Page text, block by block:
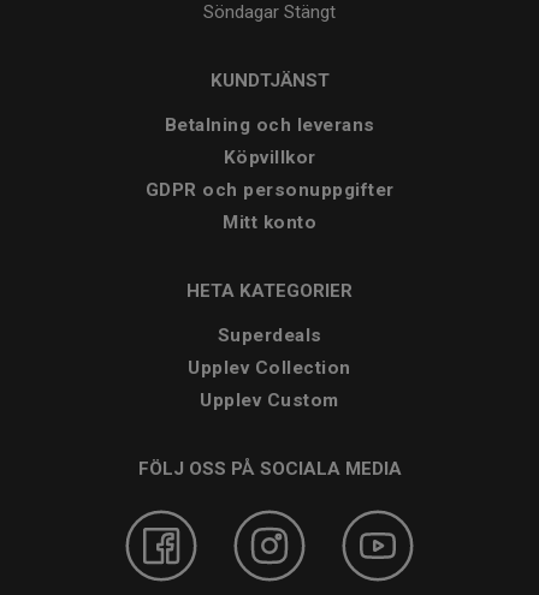
Söndagar Stängt
KUNDTJÄNST
Betalning och leverans
Köpvillkor
GDPR och personuppgifter
Mitt konto
HETA KATEGORIER
Superdeals
Upplev Collection
Upplev Custom
FÖLJ OSS PÅ SOCIALA MEDIA